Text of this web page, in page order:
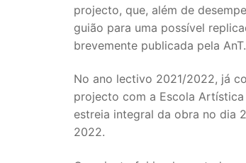
projecto, que, além de
guião para uma possível
brevemente publicada pela AnT.
No ano lectivo 2021/2022, já
projecto com a Escola
estreia integral da obra no dia
2022.